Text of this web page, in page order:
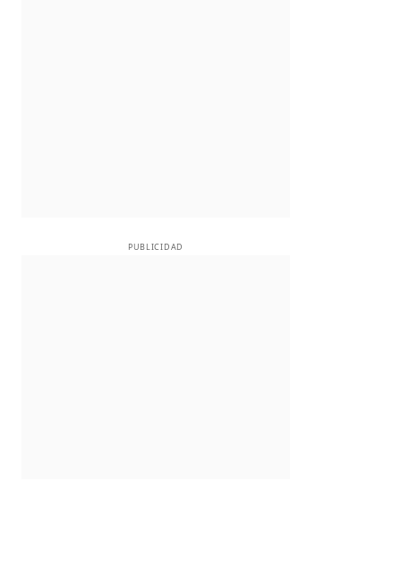
PUBLICIDAD